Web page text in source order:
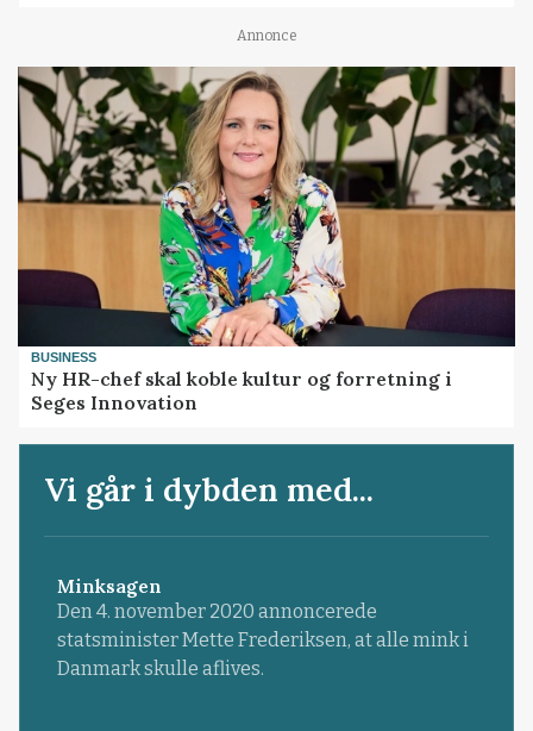
Annonce
BUSINESS
Ny HR-chef skal koble kultur og forretning i
Seges Innovation
Vi går i dybden med...
Minksagen
Den 4. november 2020 annoncerede
statsminister Mette Frederiksen, at alle mink i
Danmark skulle aflives.